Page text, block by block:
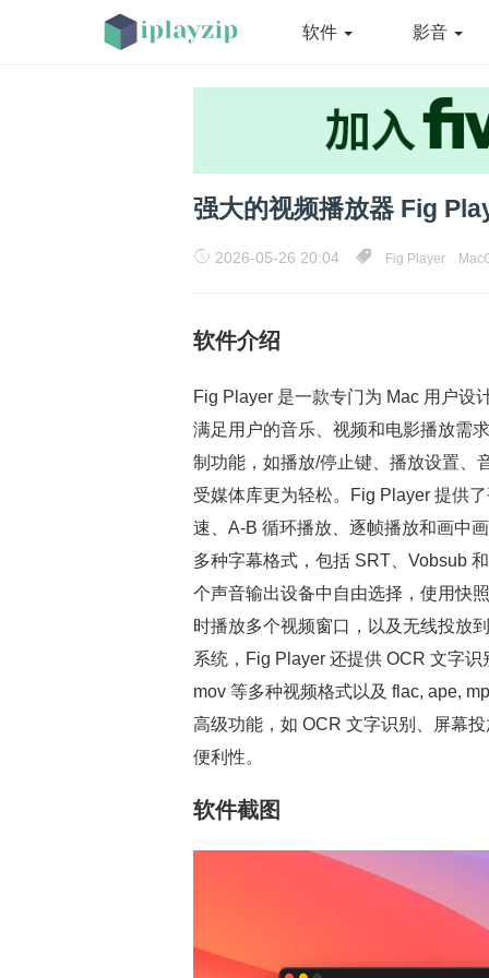
软件 影音
强大的视频播放器 Fig
2026-05-26 20:04 Fig Player
软件介绍
Fig Player 是一款专门为 Mac 用户设
满足用户的音乐、视频和电影播放需
制功能，如播放/停止键、播放设置、
受媒体库更为轻松。Fig Player 提供
速、A-B 循环播放、逐帧播放和画中
多种字幕格式，包括 SRT、Vobsub
个声音输出设备中自由选择，使用快
时播放多个视频窗口，以及无线投放
系统，Fig Player 还提供 OCR 文字
mov 等多种视频格式以及 flac, ape,
高级功能，如 OCR 文字识别、屏幕
便利性。
软件截图